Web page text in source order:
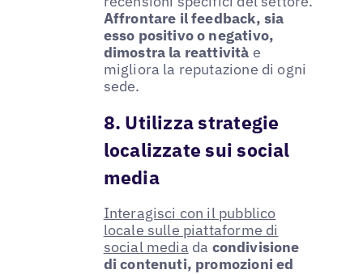
Affrontare il feedback, sia
esso positivo o negativo,
dimostra la reattività e
migliora la reputazione di ogni
sede.
8. Utilizza strategie
localizzate sui social
media
Interagisci con il pubblico
locale sulle piattaforme di
social media da condivisione
di contenuti, promozioni ed